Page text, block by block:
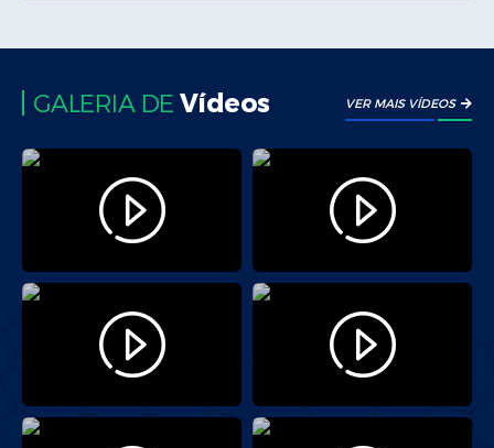
Edição nº 3909
Edição nº 3908
31/07/2026 - 15:24:00
GALERIA DE Vídeos VER MAIS VÍDEOS